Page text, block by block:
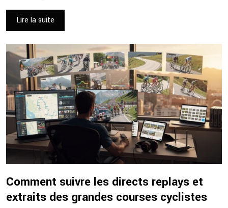
Lire la suite
Comment suivre les directs replays et
extraits des grandes courses cyclistes